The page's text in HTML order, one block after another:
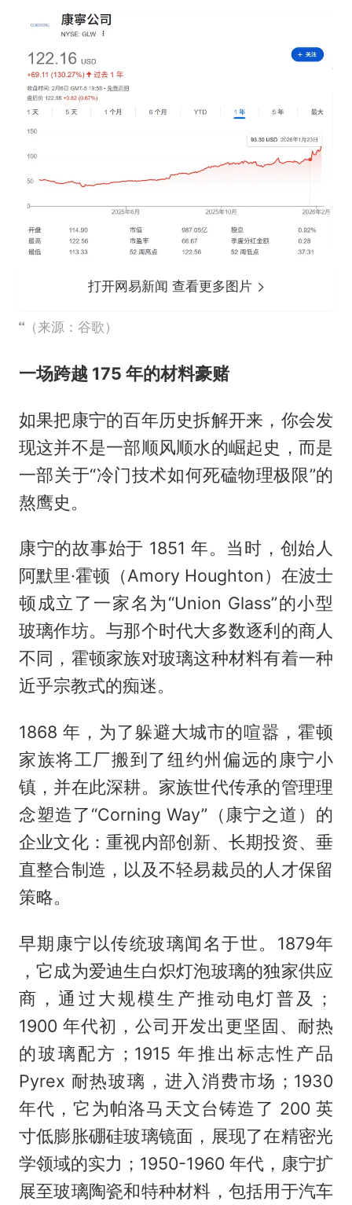
打开网易新闻 查看更多图片
（来源：谷歌）
一场跨越 175 年的材料豪赌
如果把康宁的百年历史拆解开来，你会发
现这并不是一部顺风顺水的崛起史，而是
一部关于“冷门技术如何死磕物理极限”的
熬鹰史。
康宁的故事始于 1851 年。当时，创始人
阿默里·霍顿（Amory Houghton）在波士
顿成立了一家名为“Union Glass”的小型
玻璃作坊。与那个时代大多数逐利的商人
不同，霍顿家族对玻璃这种材料有着一种
近乎宗教式的痴迷。
1868 年，为了躲避大城市的喧嚣，霍顿
家族将工厂搬到了纽约州偏远的康宁小
镇，并在此深耕。家族世代传承的管理理
念塑造了“Corning Way”（康宁之道）的
企业文化：重视内部创新、长期投资、垂
直整合制造，以及不轻易裁员的人才保留
策略。
早期康宁以传统玻璃闻名于世。1879年
，它成为爱迪生白炽灯泡玻璃的独家供应
商，通过大规模生产推动电灯普及；
1900 年代初，公司开发出更坚固、耐热
的玻璃配方；1915 年推出标志性产品
Pyrex 耐热玻璃，进入消费市场；1930
年代，它为帕洛马天文台铸造了 200 英
寸低膨胀硼硅玻璃镜面，展现了在精密光
学领域的实力；1950-1960 年代，康宁扩
展至玻璃陶瓷和特种材料，包括用于汽车